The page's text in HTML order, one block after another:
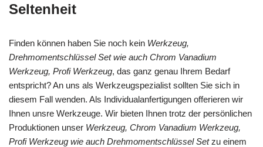
Seltenheit
Finden können haben Sie noch kein Werkzeug,
Drehmomentschlüssel Set wie auch Chrom Vanadium
Werkzeug, Profi Werkzeug, das ganz genau Ihrem Bedarf
entspricht? An uns als Werkzeugspezialist sollten Sie sich in
diesem Fall wenden. Als Individualanfertigungen offerieren wir
Ihnen unsre Werkzeuge. Wir bieten Ihnen trotz der persönlichen
Produktionen unser Werkzeug, Chrom Vanadium Werkzeug,
Profi Werkzeug wie auch Drehmomentschlüssel Setzu einem